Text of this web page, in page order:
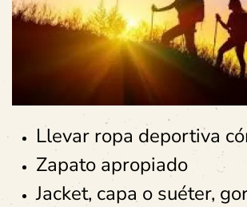
Llevar ropa deportiva
Zapato apropiado
Jacket, capa o suéter,